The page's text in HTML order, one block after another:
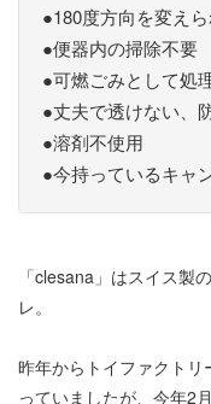
●180度方向を変え
●便器内の掃除不要
●可燃ごみとして処
●丈夫で透けない、
●溶剤不使用
●今持っているキャ
「clesana」はスイス製
レ。
昨年からトイファクトリ
っていましたが、今年2